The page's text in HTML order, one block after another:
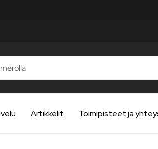
Artikkelit Toimipisteet ja